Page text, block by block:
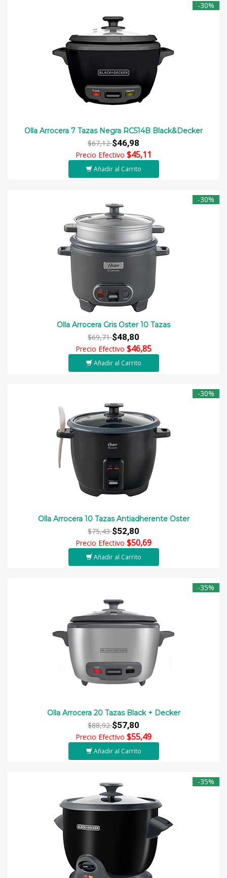
-30%
Olla Arrocera 7 Tazas Negra RC514B Black&Decker
$67,12$46,98
Precio Efectivo $45,11
Añadir al Carrito
-30%
Olla Arrocera Gris Oster 10 Tazas
$69,71$48,80
Precio Efectivo $46,85
Añadir al Carrito
-30%
Olla Arrocera 10 Tazas Antiadherente Oster
$75,43$52,80
Precio Efectivo $50,69
Añadir al Carrito
-35%
Olla Arrocera 20 Tazas Black + Decker
$88,92$57,80
Precio Efectivo $55,49
Añadir al Carrito
-35%